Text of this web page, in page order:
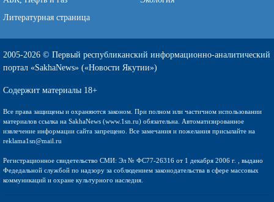
Литературная страница
2005-2026 © Первый республиканский информационно-аналитический
портал «SakhaNews» («Новости Якутии»)
Содержит материалы 18+
Все права защищены и охраняются законом. При полном или частичном использовании
материалов ссылка на SakhaNews (www.1sn.ru) обязательна. Автоматизированное
извлечение информации сайта запрещено. Все замечания и пожелания присылайте на
reklama1sn@mail.ru
Регистрационное свидетельство СМИ: Эл № ФС77-26316 от 1 декабря 2006 г. , выдано
Федедальной службой по надзору за соблюдением законодательства в сфере массовых
коммуникаций и охране культурного наследия.